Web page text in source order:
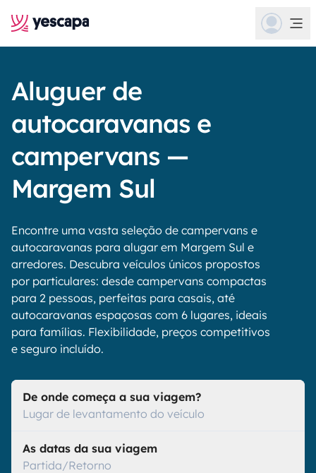
Aluguer de
autocaravanas e
campervans —
Margem Sul
Encontre uma vasta seleção de campervans e
autocaravanas para alugar em Margem Sul e
arredores. Descubra veículos únicos propostos
por particulares: desde campervans compactas
para 2 pessoas, perfeitas para casais, até
autocaravanas espaçosas com 6 lugares, ideais
para famílias. Flexibilidade, preços competitivos
e seguro incluído.
De onde começa a sua viagem?
Lugar de levantamento do veículo
As datas da sua viagem
Partida/Retorno